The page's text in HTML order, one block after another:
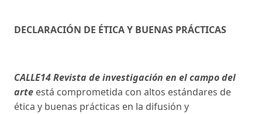
DECLARACIÓN DE ÉTICA Y BUENAS PRÁCTICAS
CALLE14 Revista de investigación en el campo del
arte está comprometida con altos estándares de
ética y buenas prácticas en la difusión y